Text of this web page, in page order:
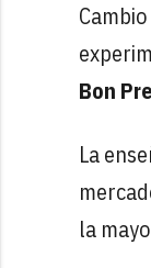
Bon
La
la